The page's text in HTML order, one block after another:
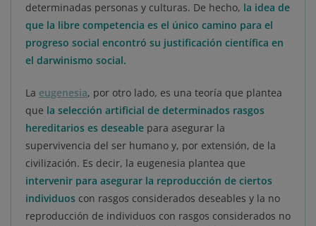
determinadas personas y culturas. De hecho, la idea de
que la libre competencia es el único camino para el
progreso social encontró su justificación científica en
el darwinismo social.
La eugenesia, por otro lado, es una teoría que plantea
que la selección artificial de determinados rasgos
hereditarios es deseable para asegurar la
supervivencia del ser humano y, por extensión, de la
civilización. Es decir, la eugenesia plantea que
intervenir para asegurar la reproducción de ciertos
individuos con rasgos considerados deseables y la no
reproducción de individuos con rasgos considerados no